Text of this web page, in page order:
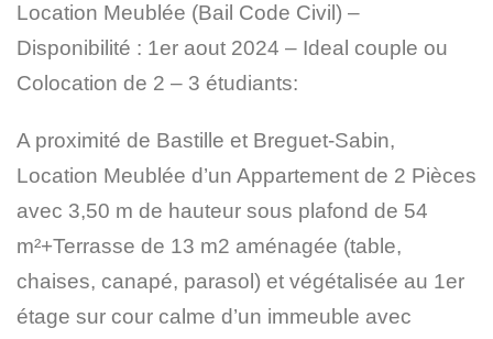
Location Meublée (Bail Code Civil) –
Disponibilité : 1er aout 2024 – Ideal couple ou
Colocation de 2 – 3 étudiants:
A proximité de Bastille et Breguet-Sabin,
Location Meublée d’un Appartement de 2 Pièces
avec 3,50 m de hauteur sous plafond de 54
m²+Terrasse de 13 m2 aménagée (table,
chaises, canapé, parasol) et végétalisée au 1er
étage sur cour calme d’un immeuble avec